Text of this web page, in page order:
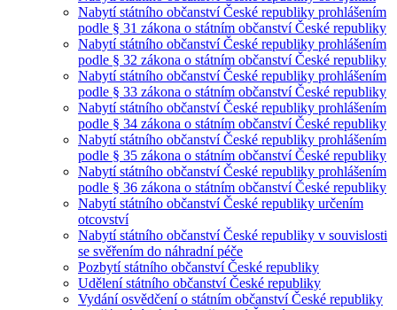
Nabytí státního občanství České republiky prohlášením
podle § 31 zákona o státním občanství České republiky
Nabytí státního občanství České republiky prohlášením
podle § 32 zákona o státním občanství České republiky
Nabytí státního občanství České republiky prohlášením
podle § 33 zákona o státním občanství České republiky
Nabytí státního občanství České republiky prohlášením
podle § 34 zákona o státním občanství České republiky
Nabytí státního občanství České republiky prohlášením
podle § 35 zákona o státním občanství České republiky
Nabytí státního občanství České republiky prohlášením
podle § 36 zákona o státním občanství České republiky
Nabytí státního občanství České republiky určením
otcovství
Nabytí státního občanství České republiky v souvislosti
se svěřením do náhradní péče
Pozbytí státního občanství České republiky
Udělení státního občanství České republiky
Vydání osvědčení o státním občanství České republiky